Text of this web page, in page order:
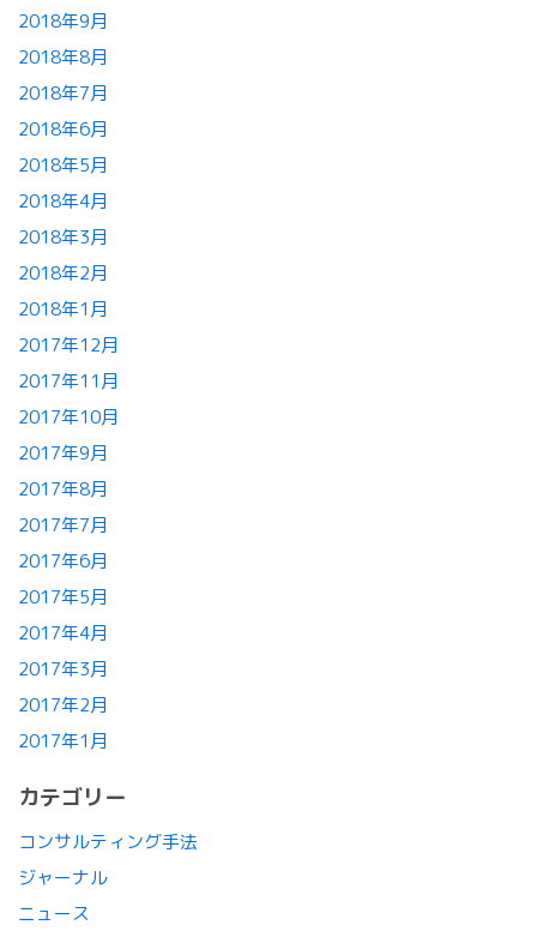
2018年9月
2018年8月
2018年7月
2018年6月
2018年5月
2018年4月
2018年3月
2018年2月
2018年1月
2017年12月
2017年11月
2017年10月
2017年9月
2017年8月
2017年7月
2017年6月
2017年5月
2017年4月
2017年3月
2017年2月
2017年1月
カテゴリー
コンサルティング手法
ジャーナル
ニュース